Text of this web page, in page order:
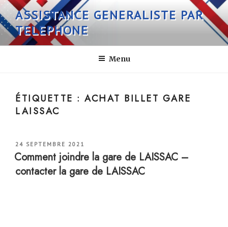
Aller
au
contenu
principal
ASSISTANCE GENERALISTE PAR
TELEPHONE
Menu
ÉTIQUETTE :ACHAT BILLET GARE
LAISSAC
PUBLIÉ
LE
24 SEPTEMBRE 2021
Comment joindre la gare de LAISSAC –
contacter la gare de LAISSAC